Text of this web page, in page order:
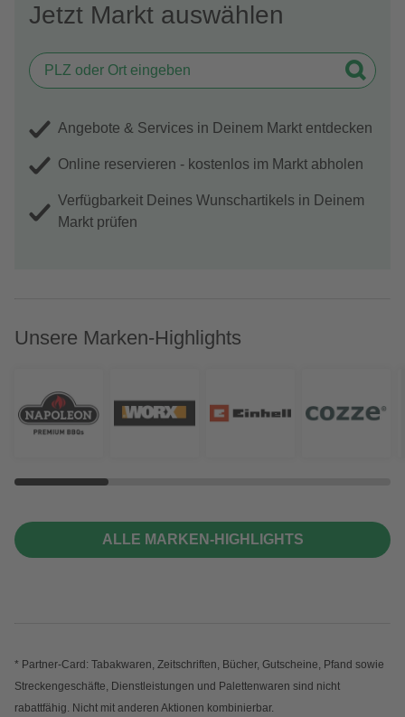
Jetzt Markt auswählen
Angebote & Services in Deinem Markt entdecken
Online reservieren - kostenlos im Markt abholen
Verfügbarkeit Deines Wunschartikels in Deinem
Markt prüfen
Unsere Marken-Highlights
ALLE MARKEN-HIGHLIGHTS
* Partner-Card: Tabakwaren, Zeitschriften, Bücher, Gutscheine, Pfand sowie
Streckengeschäfte, Dienstleistungen und Palettenwaren sind nicht
rabattfähig. Nicht mit anderen Aktionen kombinierbar.